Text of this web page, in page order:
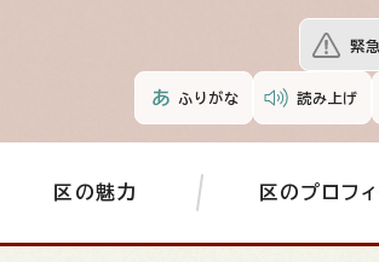
緊
ふりがな 読み上げ
区の魅力 区のプロフ